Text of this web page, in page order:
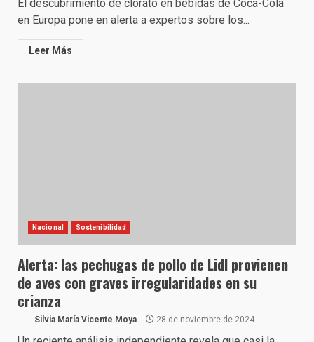
El descubrimiento de clorato en bebidas de Coca-Cola
en Europa pone en alerta a expertos sobre los...
Leer Más
Nacional Sostenibilidad
Alerta: las pechugas de pollo de Lidl provienen
de aves con graves irregularidades en su
crianza
Silvia María Vicente Moya 28 de noviembre de 2024